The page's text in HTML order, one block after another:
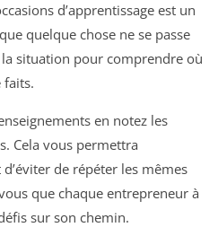
d’apprentissage est un
quelque chose ne se passe
situation pour comprendre où
faits.
en notez les
Cela vous permettra
de répéter les mêmes
que chaque entrepreneur à
sur son chemin.